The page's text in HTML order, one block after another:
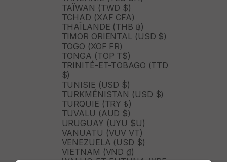
TAÏWAN (TWD $)
TCHAD (XAF CFA)
THAÏLANDE (THB ฿)
TIMOR ORIENTAL (USD $)
TOGO (XOF FR)
TONGA (TOP T$)
TRINITÉ-ET-TOBAGO (TTD
$)
TUNISIE (USD $)
TURKMÉNISTAN (USD $)
TURQUIE (TRY ₺)
TUVALU (AUD $)
URUGUAY (UYU $U)
VANUATU (VUV VT)
VENEZUELA (USD $)
VIETNAM (VND ₫)